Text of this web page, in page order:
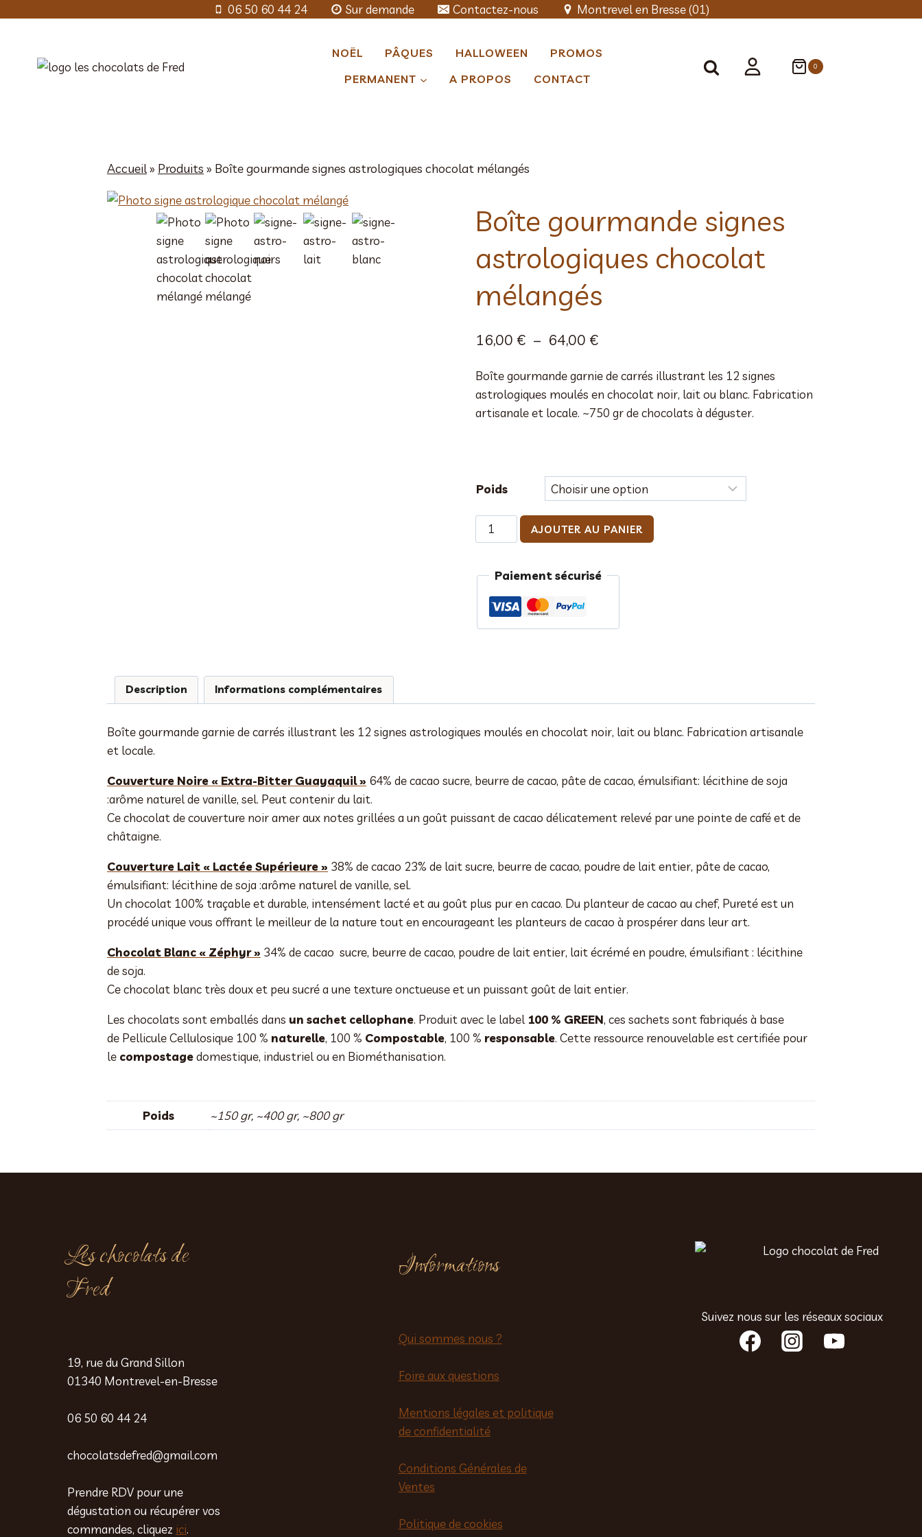
06 50 60 44 24 Sur demande Contactez-nous Montrevel en Bresse (01)
NOËL PÂQUES HALLOWEEN
PROMOS
PERMANENT
A PROPOS CONTACT
0
Accueil» Produits » Boîte gourmande signes astrologiques chocolat mélangés
Boîte gourmande signes
astrologiques chocolat
mélangés
16,00 € – 64,00 €Plage
prix :
16,00 €
Boîte gourmande garnie de carrés illustrant les 12 signes
astrologiques moulés en chocolat noir, lait ou blanc. Fabrication
artisanale et locale. ~750 gr de chocolats à déguster.
Poids
quantité
de
gourmande
signes
astrologiques
AJOUTER AU PANIER
Paiement sécurisé
Description Informations complémentaires
Boîte gourmande garnie de carrés illustrant les 12 signes astrologiques moulés en chocolat noir, lait ou blanc. Fabrication artisanale
et locale.
Couverture Noire « Extra-Bitter Guayaquil » 64% de cacao sucre, beurre de cacao, pâte de cacao, émulsifiant: lécithine de soja
:arôme naturel de vanille, sel. Peut contenir du lait.
Ce chocolat de couverture noir amer aux notes grillées a un goût puissant de cacao délicatement relevé par une pointe de café et de
châtaigne.
Couverture Lait « Lactée Supérieure » 38% de cacao 23% de lait sucre, beurre de cacao, poudre de lait entier, pâte de cacao,
émulsifiant: lécithine de soja :arôme naturel de vanille, sel.
Un chocolat 100% traçable et durable, intensément lacté et au goût plus pur en cacao. Du planteur de cacao au chef, Pureté est un
procédé unique vous offrant le meilleur de la nature tout en encourageant les planteurs de cacao à prospérer dans leur art.
Chocolat Blanc « Zéphyr » 34% de cacao sucre, beurre de cacao, poudre de lait entier, lait écrémé en poudre, émulsifiant : lécithine
de soja.
Ce chocolat blanc très doux et peu sucré a une texture onctueuse et un puissant goût de lait entier.
Les chocolats sont emballés dans un sachet cellophane. Produit avec le label 100 % GREEN, ces sachets sont fabriqués à base
de Pellicule Cellulosique 100 % naturelle, 100 % Compostable, 100 % responsable. Cette ressource renouvelable est certifiée pour
le compostagedomestique, industriel ou en Biométhanisation.
Poids ~150 gr, ~400 gr, ~800 gr
Les chocolats de
Fred
19, rue du Grand Sillon
01340 Montrevel-en-Bresse
06 50 60 44 24
chocolatsdefred@gmail.com
Prendre RDV pour une
dégustation ou récupérer vos
commandes, cliquez ici.
Informations
Qui sommes nous ?
Foire aux questions
Mentions légales et politique
de confidentialité
Conditions Générales de
Ventes
Politique de cookies
Suivez nous sur les réseaux sociaux
de